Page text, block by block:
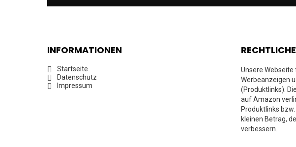
INFORMATIONEN
Startseite
Datenschutz
Impressum
Unsere
Werbeanzeigen
(Produktlinks).
auf Amazon
Produktlinks
kleinen Betrag,
verbessern.